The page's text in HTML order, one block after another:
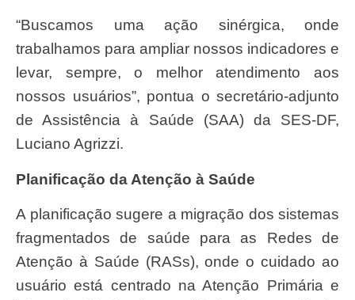
“Buscamos uma ação sinérgica, onde
trabalhamos para ampliar nossos indicadores e
levar, sempre, o melhor atendimento aos
nossos usuários”, pontua o secretário-adjunto
de Assistência à Saúde (SAA) da SES-DF,
Luciano Agrizzi.
Planificação da Atenção à Saúde
A planificação sugere a migração dos sistemas
fragmentados de saúde para as Redes de
Atenção à Saúde (RASs), onde o cuidado ao
usuário está centrado na Atenção Primária e